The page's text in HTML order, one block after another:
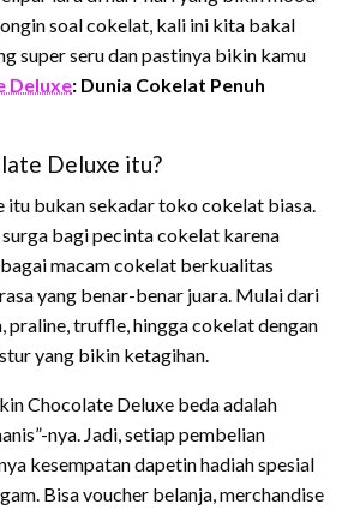
soal cokelat, kali ini kita bakal
super seru dan pastinya bikin kamu
Deluxe: Dunia Cokelat Penuh
Deluxe itu?
itu bukan sekadar toko cokelat biasa.
bagi pecinta cokelat karena
macam cokelat berkualitas
yang benar-benar juara. Mulai dari
praline, truffle, hingga cokelat dengan
yang bikin ketagihan.
Chocolate Deluxe beda adalah
nya. Jadi, setiap pembelian
kesempatan dapetin hadiah spesial
Bisa voucher belanja, merchandise